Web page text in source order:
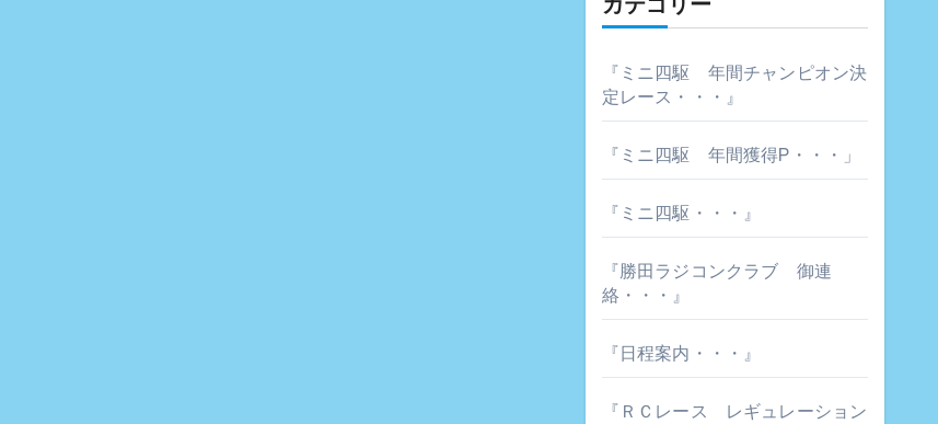
カテゴリー
『ミニ四駆 年間チャンピオン決
定レース・・・』
『ミニ四駆 年間獲得P・・・」
『ミニ四駆・・・』
『勝田ラジコンクラブ 御連
絡・・・』
『日程案内・・・』
『ＲＣレース レギュレーション